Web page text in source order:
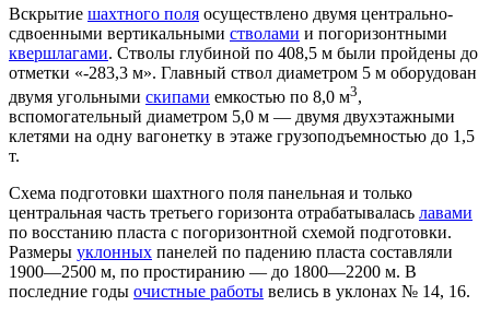
Вскрытие шахтного поля осуществлено двумя центрально-
сдвоенными вертикальными стволами и погоризонтными
квершлагами. Стволы глубиной по 408,5 м были пройдены до
отметки «-283,3 м». Главный ствол диаметром 5 м оборудован
двумя угольными скипами емкостью по 8,0 м3,
вспомогательный диаметром 5,0 м — двумя двухэтажными
клетями на одну вагонетку в этаже грузоподъемностью до 1,5
т.
Схема подготовки шахтного поля панельная и только
центральная часть третьего горизонта отрабатывалась лавами
по восстанию пласта с погоризонтной схемой подготовки.
Размеры уклонных панелей по падению пласта составляли
1900—2500 м, по простиранию — до 1800—2200 м. В
последние годы очистные работы велись в уклонах № 14, 16.